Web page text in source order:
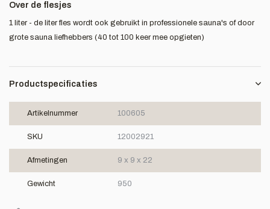
Over de flesjes
1 liter - de liter fles wordt ook gebruikt in professionele sauna's of door
grote sauna liefhebbers (40 tot 100 keer mee opgieten)
Productspecificaties
Artikelnummer 100605
SKU 12002921
Afmetingen 9 x 9 x 22
Gewicht 950